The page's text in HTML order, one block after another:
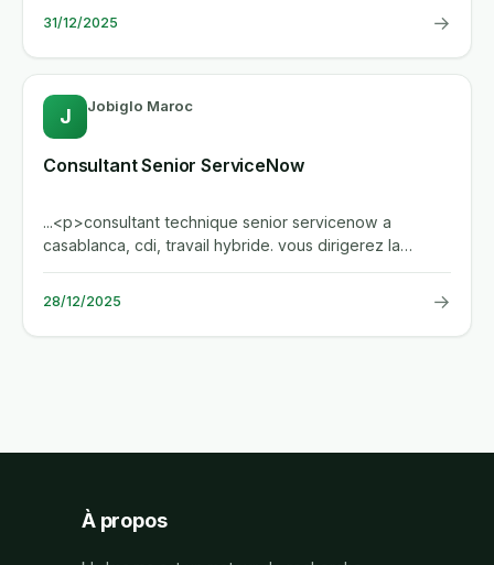
31/12/2025 →
J Jobiglo Maroc
Consultant Senior ServiceNow
...<p>consultant technique senior servicenow a
casablanca, cdi, travail hybride. vous dirigerez la
conception, le...
28/12/2025 →
À propos